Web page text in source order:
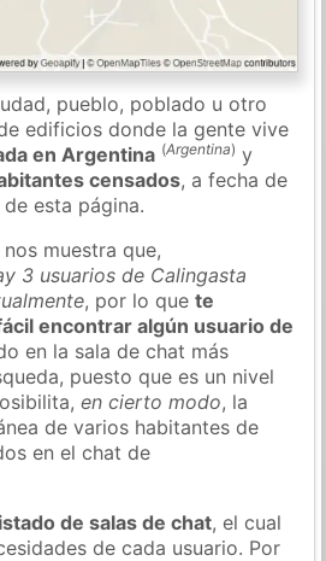
pueblo, poblado u otro
edificios donde la gente vive
en Argentina (Argentina) y
censados, a fecha de
esta página.
muestra que,
3 usuarios de Calingasta
, por lo quete
encontrar algún usuario de
en la sala de chat más
puesto que es un nivel
en cierto modo, la
de varios habitantes de
en el chat de
de salas de chat, el cual
de cada usuario. Por